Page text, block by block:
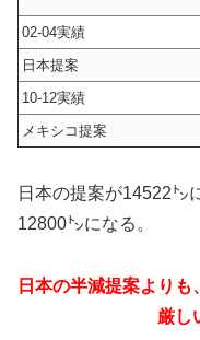
02-04実績
日本提案
10-12実績
メキシコ提案
日本の提案が14522㌧
12800㌧になる。
日本の半減提案より
厳し